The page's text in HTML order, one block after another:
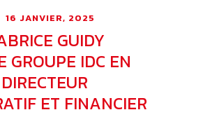
16 JANVIER, 2025
GUIDY
GROUPE IDC EN
ET FINANCIER